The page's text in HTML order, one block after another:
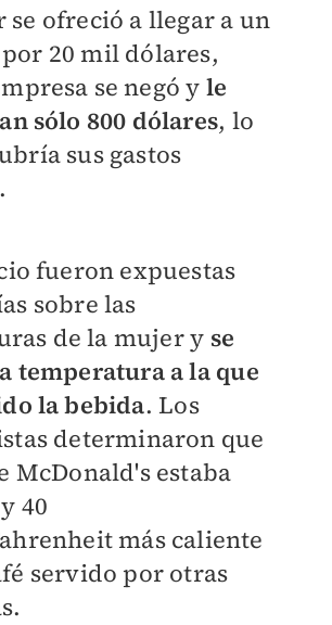
se ofreció a llegar a un
20 mil dólares,
se negó y le
sólo 800 dólares, lo
sus gastos
fueron expuestas
sobre las
de la mujer y se
temperatura a la que
la bebida. Los
determinaron que
McDonald's estaba
40
más caliente
servido por otras